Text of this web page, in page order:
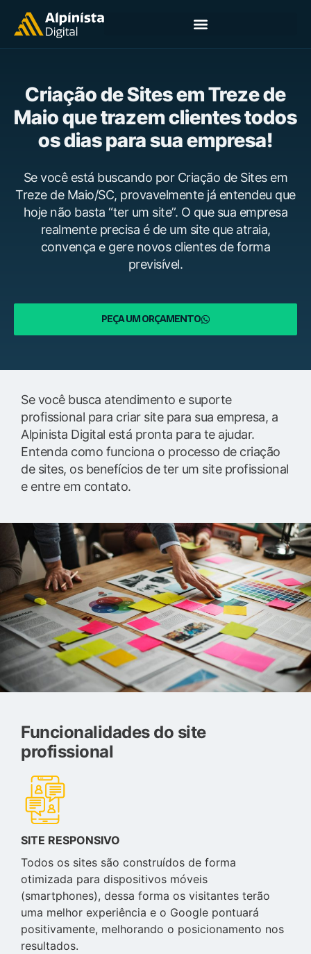
Criação de Sites em Treze de
Maio que trazem clientes todos
os dias para sua empresa!
Se você está buscando por Criação de Sites em
Treze de Maio/SC, provavelmente já entendeu que
hoje não basta “ter um site”. O que sua empresa
realmente precisa é de um site que atraia,
convença e gere novos clientes de forma
previsível.
PEÇA UM ORÇAMENTO
Se você busca atendimento e suporte
profissional para criar site para sua empresa, a
Alpinista Digital está pronta para te ajudar.
Entenda como funciona o processo de criação
de sites, os benefícios de ter um site profissional
e entre em contato.
Funcionalidades do site
profissional
SITE RESPONSIVO
Todos os sites são construídos de forma
otimizada para dispositivos móveis
(smartphones), dessa forma os visitantes terão
uma melhor experiência e o Google pontuará
positivamente, melhorando o posicionamento nos
resultados.